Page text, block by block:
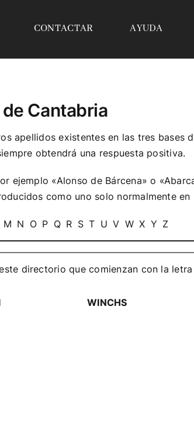
CONTACTAR AYUDA
Cantabria
apellidos existentes en las tres bases
obtendrá una respuesta positiva.
ejemplo «Alonso de Bárcena» o
como uno solo normalmente en
M N O P Q R S T U V W X Y Z
directorio que comienzan con la letra
WINCHS